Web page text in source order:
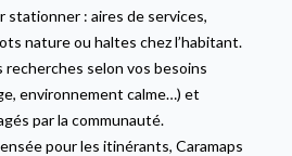
stationner : aires de services,
nature ou haltes chez l’habitant.
selon vos besoins
environnement calme…) et
par la communauté.
pour les itinérants, Caramaps